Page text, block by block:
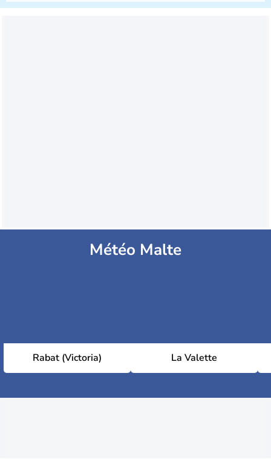
Météo Malte
Rabat (Victoria) La Valette